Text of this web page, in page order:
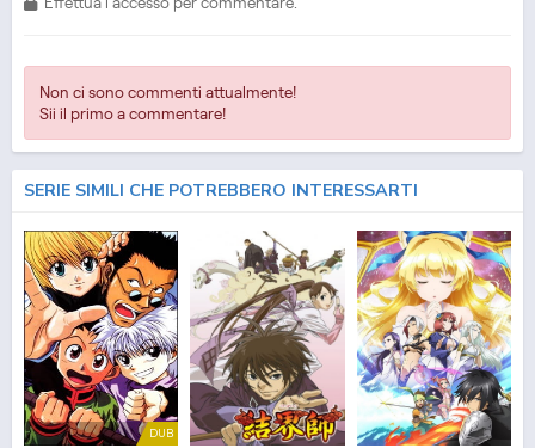
Non ci sono commenti attualmente!
Sii il primo a commentare!
SERIE SIMILI CHE POTREBBERO INTERESSARTI
DUB